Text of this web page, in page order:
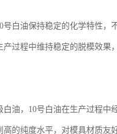
白油保持稳定的化学特性，
过程中维持稳定的脱模效果
油，10号白油在生产过程中
的纯度水平，对模具材质友